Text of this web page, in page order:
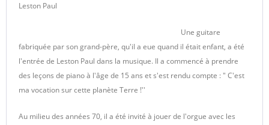
Leston Paul
Une guitare
fabriquée par son grand-père, qu'il a eue quand il était enfant, a été
l'entrée de Leston Paul dans la musique. Il a commencé à prendre
des leçons de piano à l'âge de 15 ans et s'est rendu compte : " C'est
ma vocation sur cette planète Terre !''
Au milieu des années 70, il a été invité à jouer de l'orgue avec les